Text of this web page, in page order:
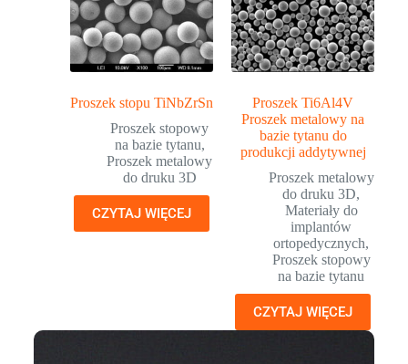
Proszek stopu TiNbZrSn
Proszek stopowy
na bazie tytanu,
Proszek metalowy
do druku 3D
CZYTAJ WIĘCEJ
Proszek Ti6Al4V
Proszek metalowy na
bazie tytanu do
produkcji addytywnej
Proszek metalowy
do druku 3D,
Materiały do
implantów
ortopedycznych,
Proszek stopowy
na bazie tytanu
CZYTAJ WIĘCEJ